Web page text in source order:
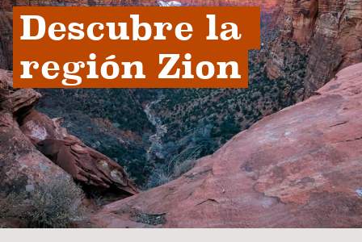
Descubre la
región Zion